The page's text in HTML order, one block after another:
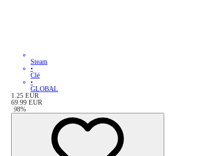
Steam
•
Clé
•
GLOBAL
1.25 EUR
69.99 EUR
-98%